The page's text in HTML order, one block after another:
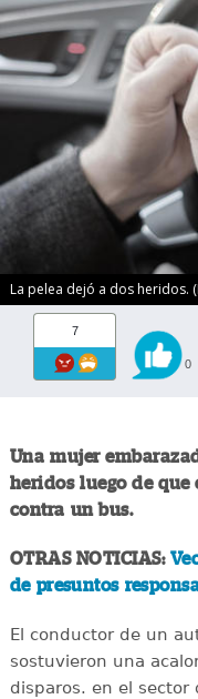
La pelea dejó a dos heridos.
7
0
Una mujer
heridos luego de
contra un bus.
OTRAS NOTICIAS:
de presuntos
El conductor de un
sostuvieron una
disparos. en el sector